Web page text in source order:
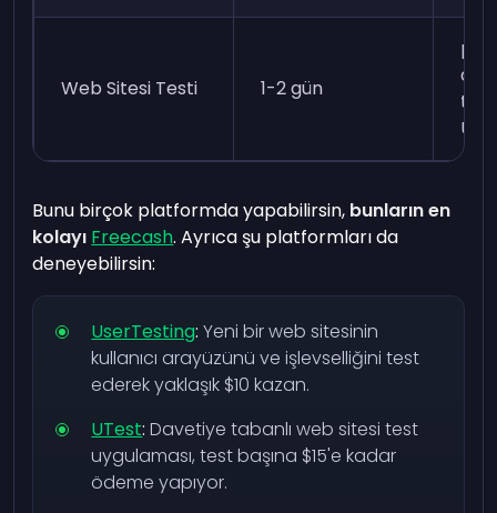
Web Sitesi Testi 1-2 gün
UI/
Bunu birçok platformda yapabilirsin, bunların en
kolayı Freecash. Ayrıca şu platformları da
deneyebilirsin:
UserTesting:Yeni bir web sitesinin
kullanıcı arayüzünü ve işlevselliğini test
ederek yaklaşık $10 kazan.
UTest:Davetiye tabanlı web sitesi test
uygulaması, test başına $15'e kadar
ödeme yapıyor.